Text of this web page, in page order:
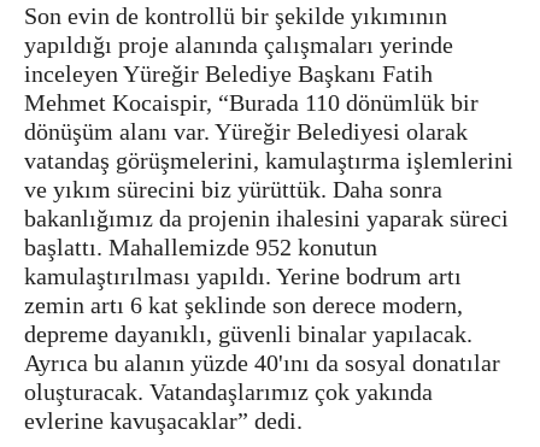
Son evin de kontrollü bir şekilde yıkımının
yapıldığı proje alanında çalışmaları yerinde
inceleyen Yüreğir Belediye Başkanı Fatih
Mehmet Kocaispir, “Burada 110 dönümlük bir
dönüşüm alanı var. Yüreğir Belediyesi olarak
vatandaş görüşmelerini, kamulaştırma işlemlerini
ve yıkım sürecini biz yürüttük. Daha sonra
bakanlığımız da projenin ihalesini yaparak süreci
başlattı. Mahallemizde 952 konutun
kamulaştırılması yapıldı. Yerine bodrum artı
zemin artı 6 kat şeklinde son derece modern,
depreme dayanıklı, güvenli binalar yapılacak.
Ayrıca bu alanın yüzde 40'ını da sosyal donatılar
oluşturacak. Vatandaşlarımız çok yakında
evlerine kavuşacaklar” dedi.